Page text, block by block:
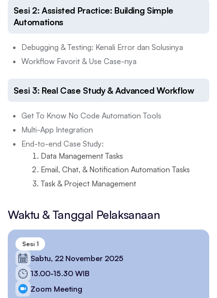
Sesi 2: Assisted Practice: Building Simple
Automations
Debugging & Testing: Kenali Error dan Solusinya
Workflow Favorit & Use Case-nya
Sesi 3: Real Case Study & Advanced Workflow
Get To Know No Code Automation Tools
Multi-App Integration
End-to-end Case Study:
Data Management Tasks
Email, Chat, & Notification Automation Tasks
Task & Project Management
Waktu & Tanggal Pelaksanaan
Sesi 1
Sabtu, 22 November 2025
13.00-15.30 WIB
Zoom Meeting